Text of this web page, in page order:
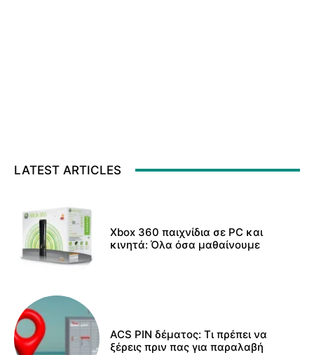
LATEST ARTICLES
Xbox 360 παιχνίδια σε PC και
κινητά: Όλα όσα μαθαίνουμε
ACS PIN δέματος: Τι πρέπει να
ξέρεις πριν πας για παραλαβή